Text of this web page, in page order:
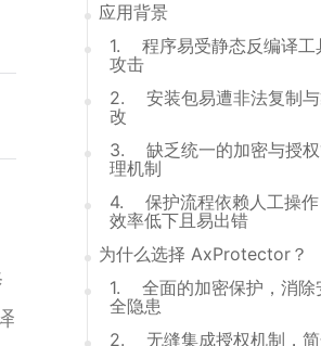
应用背景
1. 程序易受静态反编译工
攻击
2. 安装包易遭非法复制
改
3. 缺乏统一的加密与授
理机制
4. 保护流程依赖人工操作
效率低下且易出错
为什么选择 AxProtector？
1. 全面的加密保护，消除
全隐患
2. 无缝集成授权机制，